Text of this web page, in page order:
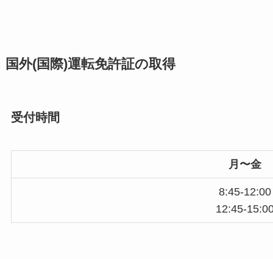
国外(国際)運転免許証の取得
受付時間
月〜金
8:45-12:00
12:45-